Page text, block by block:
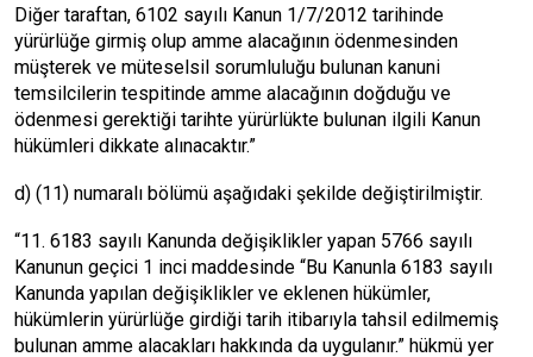
Diğer taraftan, 6102 sayılı Kanun 1/7/2012 tarihinde
yürürlüğe girmiş olup amme alacağının ödenmesinden
müşterek ve müteselsil sorumluluğu bulunan kanuni
temsilcilerin tespitinde amme alacağının doğduğu ve
ödenmesi gerektiği tarihte yürürlükte bulunan ilgili Kanun
hükümleri dikkate alınacaktır.”
d) (11) numaralı bölümü aşağıdaki şekilde değiştirilmiştir.
“11. 6183 sayılı Kanunda değişiklikler yapan 5766 sayılı
Kanunun geçici 1 inci maddesinde “Bu Kanunla 6183 sayılı
Kanunda yapılan değişiklikler ve eklenen hükümler,
hükümlerin yürürlüğe girdiği tarih itibarıyla tahsil edilmemiş
bulunan amme alacakları hakkında da uygulanır.” hükmü yer